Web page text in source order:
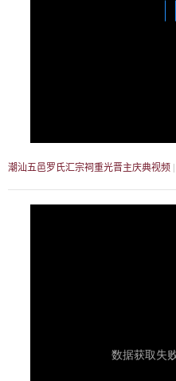
潮汕五邑罗氏汇宗祠重光晋主庆典视频